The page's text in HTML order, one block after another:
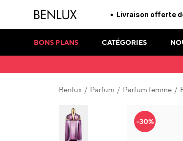
Livraison offerte
BONS PLANS CATÉGORIES
Benlux / Parfum / Parfum femme /
-30%